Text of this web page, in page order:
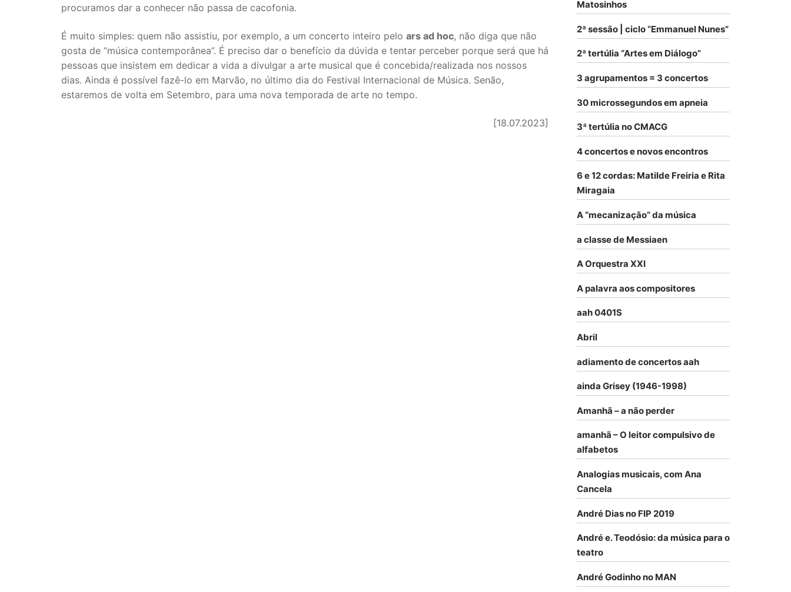
procuramos dar a conhecer não passa de cacofonia.
É muito simples: quem não assistiu, por exemplo, a um concerto inteiro pelo ars ad hoc, não diga que não
gosta de “música contemporânea”. É preciso dar o benefício da dúvida e tentar perceber porque será que há
pessoas que insistem em dedicar a vida a divulgar a arte musical que é concebida/realizada nos nossos
dias. Ainda é possível fazê-lo em Marvão, no último dia do Festival Internacional de Música. Senão,
estaremos de volta em Setembro, para uma nova temporada de arte no tempo.
[18.07.2023]
Matosinhos
2ª sessão | ciclo “Emmanuel Nunes”
2ª tertúlia “Artes em Diálogo”
3 agrupamentos = 3 concertos
30 microssegundos em apneia
3ª tertúlia no CMACG
4 concertos e novos encontros
6 e 12 cordas: Matilde Freiria e Rita
Miragaia
A “mecanização” da música
a classe de Messiaen
A Orquestra XXI
A palavra aos compositores
aah 0401S
Abril
adiamento de concertos aah
ainda Grisey (1946-1998)
Amanhã – a não perder
amanhã – O leitor compulsivo de
alfabetos
Analogias musicais, com Ana
Cancela
André Dias no FIP 2019
André e. Teodósio: da música para o
teatro
André Godinho no MAN